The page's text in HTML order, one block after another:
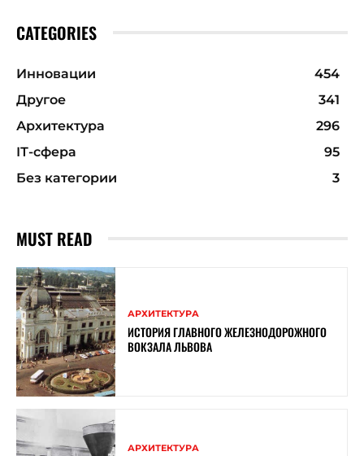
CATEGORIES
Инновации
454
Другое
341
Архитектура
296
ІТ-сфера
95
Без категории
3
MUST READ
АРХИТЕКТУРА
ИСТОРИЯ ГЛАВНОГО ЖЕЛЕЗНОДОРОЖНОГО
ВОКЗАЛА ЛЬВОВА
АРХИТЕКТУРА